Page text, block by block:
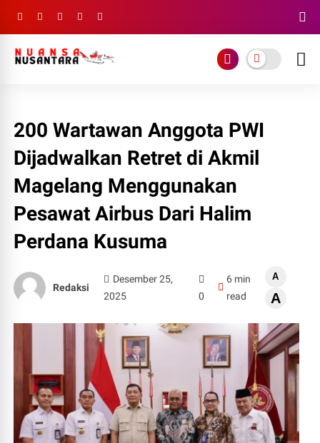
200 Wartawan Anggota PWI
Dijadwalkan Retret di Akmil
Magelang Menggunakan
Pesawat Airbus Dari Halim
Perdana Kusuma
Redaksi
Desember 25,
2025
0
6 min
read
A
A